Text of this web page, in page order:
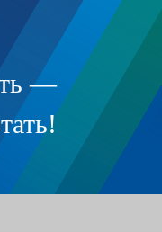
—